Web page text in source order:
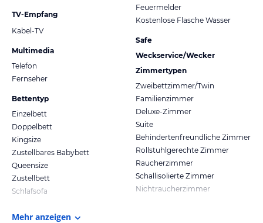
TV-Empfang
Kabel-TV
Multimedia
Telefon
Fernseher
Bettentyp
Einzelbett
Doppelbett
Kingsize
Zustellbares Babybett
Queensize
Zustellbett
Schlafsofa
Feuermelder
Kostenlose Flasche Wasser
Safe
Weckservice/Wecker
Zimmertypen
Zweibettzimmer/Twin
Familienzimmer
Deluxe-Zimmer
Suite
Behindertenfreundliche Zimmer
Rollstuhlgerechte Zimmer
Raucherzimmer
Schallisolierte Zimmer
Nichtraucherzimmer
Mehr anzeigen